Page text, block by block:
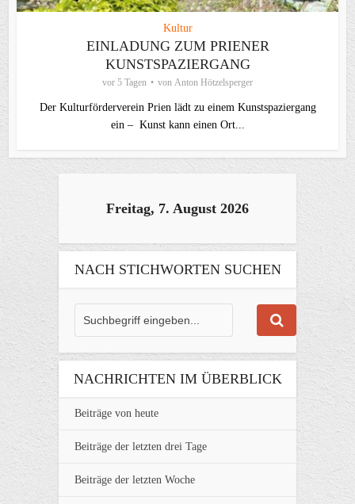
Kultur
EINLADUNG ZUM PRIENER
KUNSTSPAZIERGANG
vor 5 Tagen von Anton Hötzelsperger
Der Kulturförderverein Prien lädt zu einem Kunstspaziergang
ein – Kunst kann einen Ort...
Freitag, 7. August 2026
NACH STICHWORTEN SUCHEN
NACHRICHTEN IM ÜBERBLICK
Beiträge von heute
Beiträge der letzten drei Tage
Beiträge der letzten Woche